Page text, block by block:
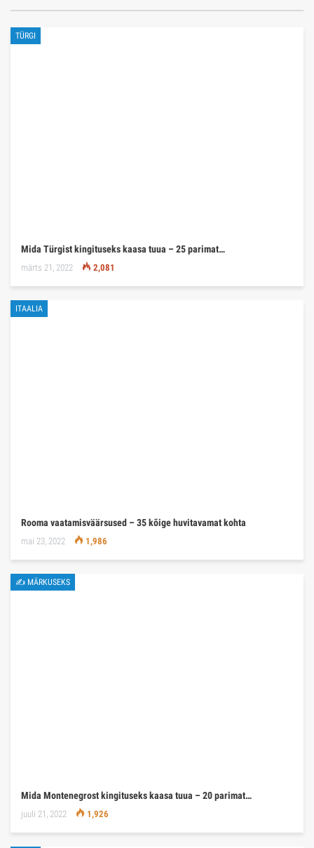
TÜRGI
Mida Türgist kingituseks kaasa tuua – 25 parimat…
märts 21, 2022 2,081
ITAALIA
Rooma vaatamisväärsused – 35 kõige huvitavamat kohta
mai 23, 2022 1,986
✍ MÄRKUSEKS
Mida Montenegrost kingituseks kaasa tuua – 20 parimat…
juuli 21, 2022 1,926